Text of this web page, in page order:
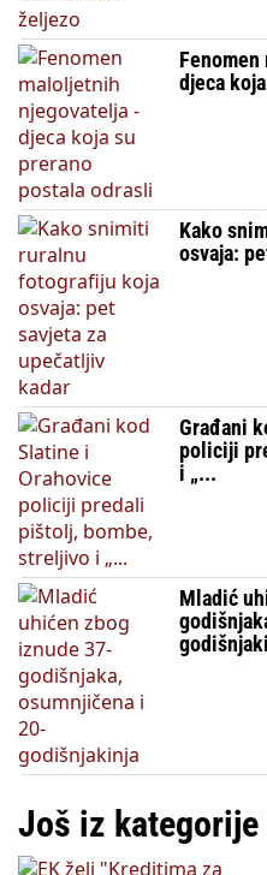
djeca
Kako
osvaja:
Građani
policiji
i „...
Mladić
Još iz